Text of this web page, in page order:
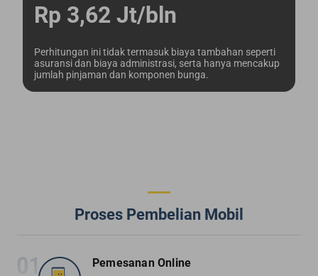
Rp 3,62 Jt/bln
Perhitungan ini tidak termasuk biaya tambahan seperti
asuransi dan biaya administrasi, serta hanya mencakup
jumlah pinjaman dan komponen bunga.
Proses Pembelian Mobil
Pemesanan Online